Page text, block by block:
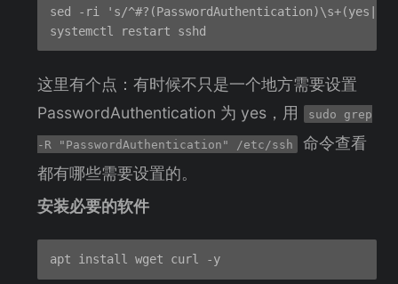
sed -ri 's/
这里有个点：有时候不只是一个地方需要设置
PasswordAuthentication 为 yes，用
sudo grep
-R "PasswordAuthentication" /etc/ssh
命令查看
都有哪些需要设置的。
安装必要的软件
apt install wget curl -y